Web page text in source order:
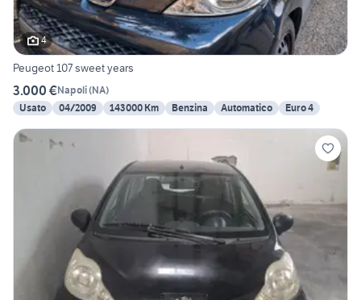
4
Peugeot 107 sweet years
3.000 €Napoli(NA)
Usato
04/2009 143000 Km Benzina Automatico Euro 4